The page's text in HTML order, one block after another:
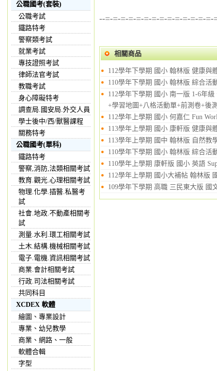
公職國考(套裝)
公職考試
鐵路特考
警察類考試
就業考試
專技證照考試
律師法官考試
教職考試
身心障礙特考
調查局.國安局.外交人員
學士後中/西/獸醫課程
關務特考
公職國考(單科)
鐵路特考
警察,消防,法類相關考試
教育.觀光.心理相關考試
物理.化學.插醫.私醫考
試
社會.地政.不動產相關考
試
測量.水利.環工相關考試
土木.結構.機械相關考試
電子.電機.資訊相關考試
商業.會計相關考試
行政.司法相關考試
共同科目
XCDEX 軟體
繪圖、專業設計
專業、幼兒教學
商業、網路、一般
軟體合輯
字型
--=-=-=-=-=-=-=-=-=-=-=-=-=-
相關商品
112學年下學期 國小 翰林版 健康與
110學年下學期 國小 翰林版 綜合活
112學年下學期 國小 南一版 1-6年
+學習地圖+八格活動單+前測卷+後
112學年上學期 國小 何嘉仁 Fun
113學年上學期 國小 康軒版 健康與
113學年上學期 國中 翰林版 自然教
110學年下學期 國小 翰林版 綜合活
110學年上學期 康軒版 國小 英語
112學年上學期 國小大補帖 翰林版
109學年下學期 高職 三民東大版 國